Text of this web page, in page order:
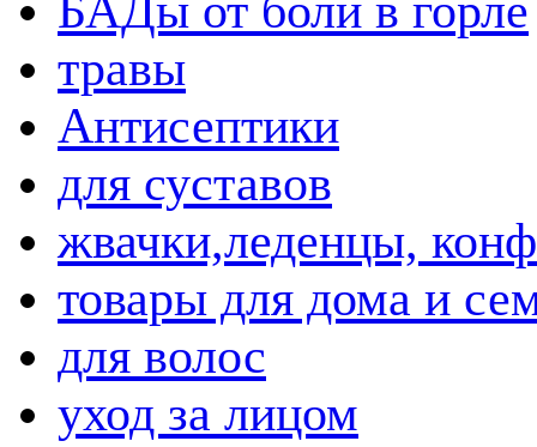
травы
Антисептики
для суставов
жвачки,леденцы,
товары для дома и
для волос
уход за лицом